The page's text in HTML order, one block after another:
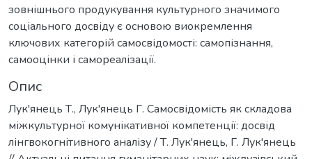
зовнішнього продукування культурного значимого
соціального досвіду є основою виокремлення
ключових категорій самосвідомості: самопізнання,
самооцінки і самореалізації.
Опис
Лук'янець Т., Лук'янець Г. Самосвідомість як складова
міжкультурної комунікативної компетенції: досвід
лінгвокогнітивного аналізу / Т. Лук'янець, Г. Лук'янець